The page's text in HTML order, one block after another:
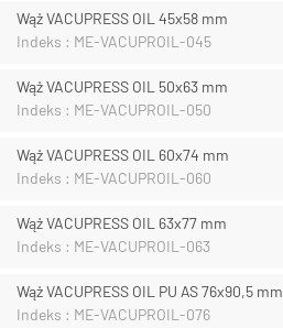
Wąż VACUPRESS OIL 45x58 mm
Indeks : ME-VACUPROIL-045
Wąż VACUPRESS OIL 50x63 mm
Indeks : ME-VACUPROIL-050
Wąż VACUPRESS OIL 60x74 mm
Indeks : ME-VACUPROIL-060
Wąż VACUPRESS OIL 63x77 mm
Indeks : ME-VACUPROIL-063
Wąż VACUPRESS OIL PU AS 76x90,5 mm
Indeks : ME-VACUPROIL-076